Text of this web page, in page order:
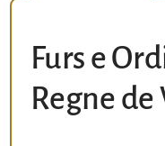
Furs e
Regne de